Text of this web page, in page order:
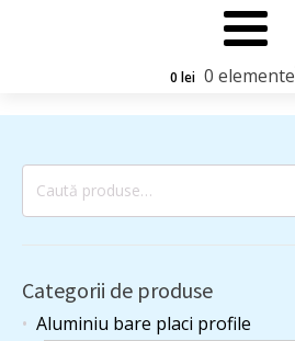
0 lei 0 elemente
Caută
Categorii de produse
Aluminiu bare placi profile